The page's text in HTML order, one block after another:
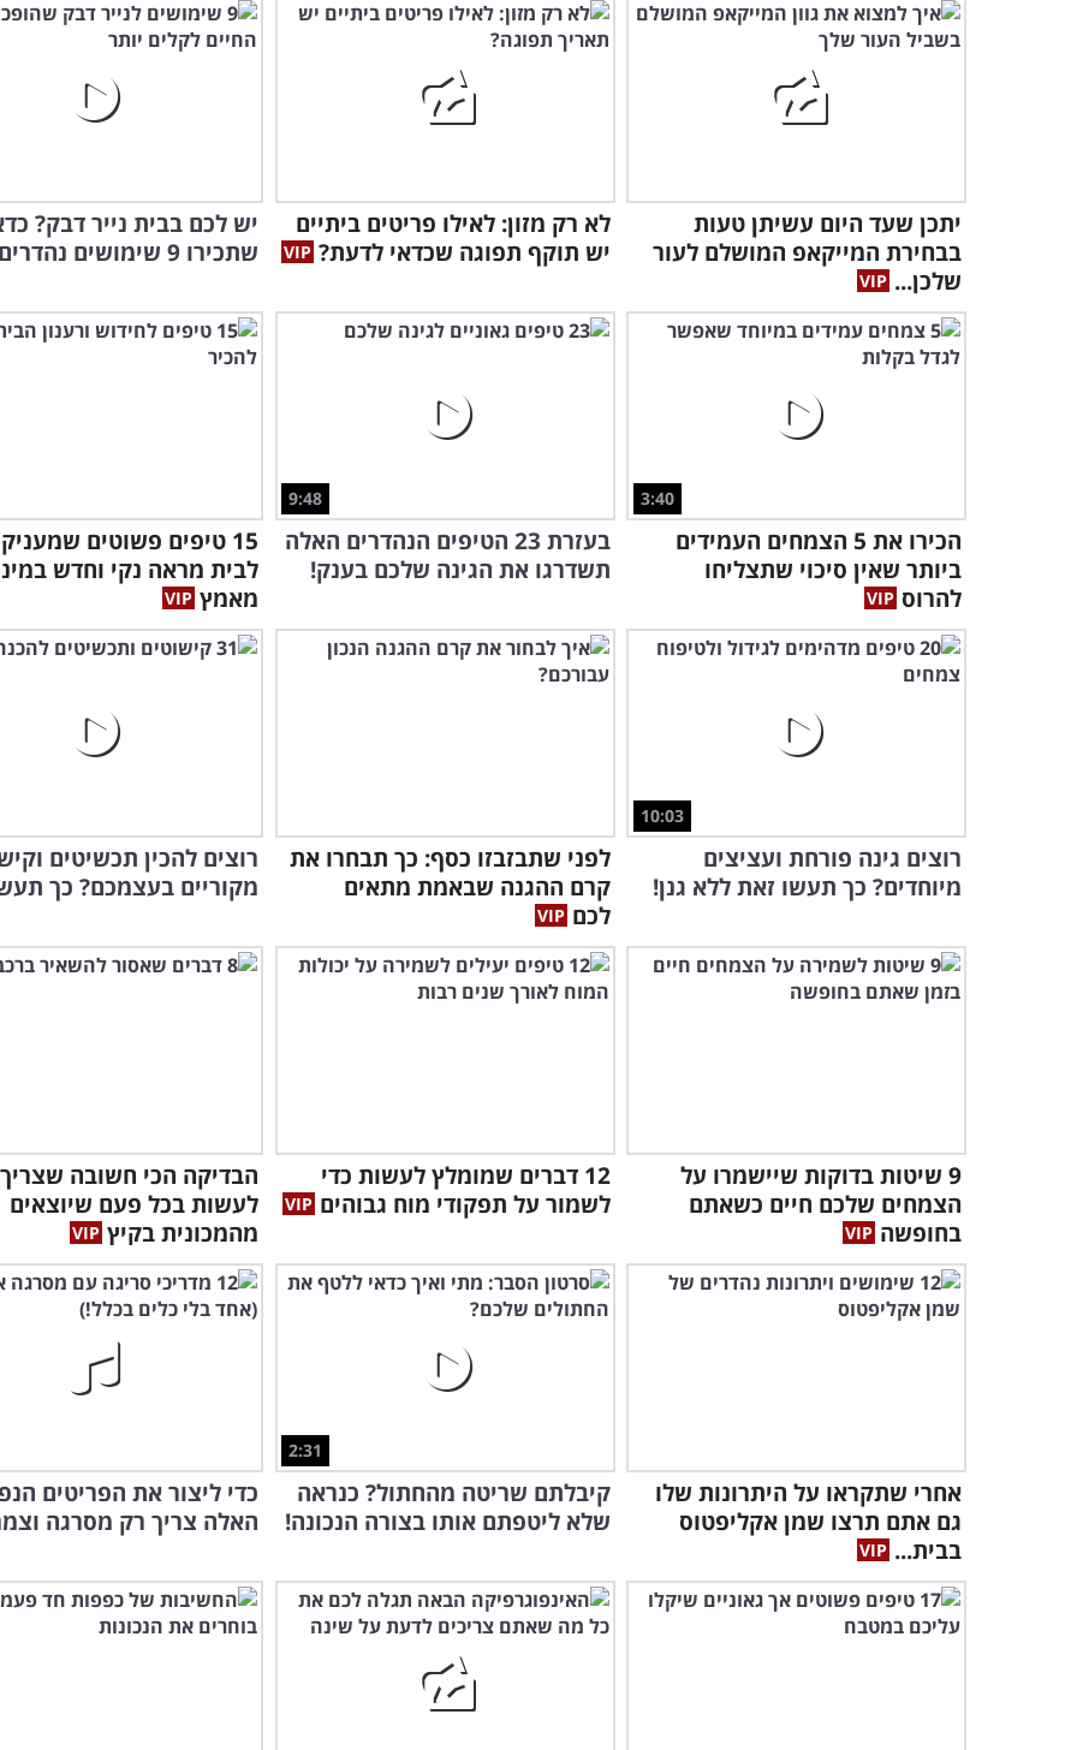
יתכן שעד היום עשיתן טעות
בבחירת המייקאפ המושלם לעור
שלכן...
לא רק מזון: לאילו פריטים ביתיים
יש תוקף תפוגה שכדאי לדעת?
יש לכם בבית נייר דבק?
שתכירו 9 שימושים נהדרים עבורו!
3:40
הכירו את 5 הצמחים העמידים
ביותר שאין סיכוי שתצליחו
להרוס
9:48
בעזרת 23 הטיפים הנהדרים האלה
תשדרגו את הגינה שלכם בענק!
15 טיפים פשוטים
לבית מראה נקי וחדש
מאמץ
10:03
רוצים גינה פורחת ועציצים
מיוחדים? כך תעשו זאת ללא גנן!
לפני שתבזבזו כסף: כך תבחרו את
קרם ההגנה שבאמת מתאים
לכם
רוצים להכין תכשיטים
מקוריים בעצמכם? כך
9 שיטות בדוקות שיישמרו על
הצמחים שלכם חיים כשאתם
בחופשה
12 דברים שמומלץ לעשות כדי
לשמור על תפקודי מוח גבוהים
הבדיקה הכי חשובה שצריך
לעשות בכל פעם שיוצאים
מהמכונית בקיץ
אחרי שתקראו על היתרונות שלו
גם אתם תרצו שמן אקליפטוס
בבית...
2:31
קיבלתם שריטה מהחתול? כנראה
שלא ליטפתם אותו בצורה הנכונה!
כדי ליצור את הפריטים
האלה צריך רק מסרגה